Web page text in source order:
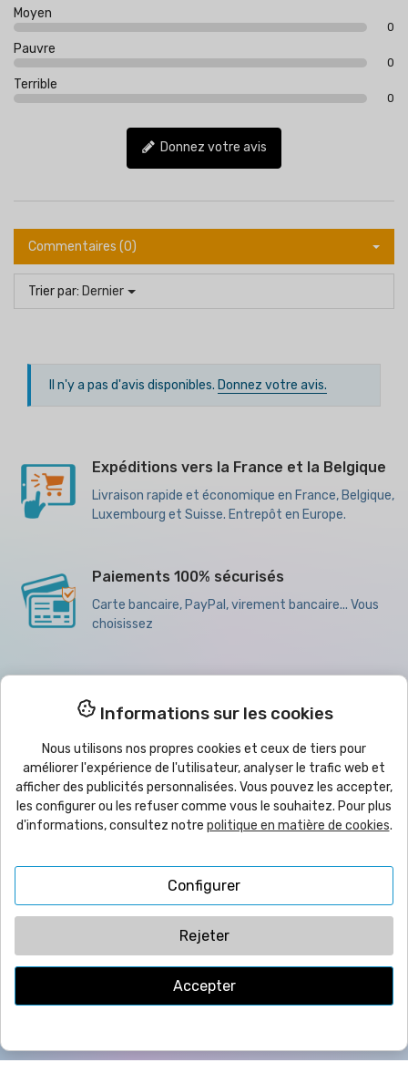
Moyen
0
Pauvre
0
Terrible
0
Donnez votre avis
Commentaires (0)
Trier par: Dernier
Il n'y a pas d'avis disponibles. Donnez votre avis.
Expéditions vers la France et la Belgique
Livraison rapide et économique en France, Belgique,
Luxembourg et Suisse. Entrepôt en Europe.
Paiements 100% sécurisés
Carte bancaire, PayPal, virement bancaire... Vous
choisissez
Remises pour les achats en grande quantité,
Produits 
Aide 
| CMC VYRECO SL - C/Juan Bautista Llorens,
109B - 12540 Vila-Real (Castellón) ESPAGNE | TVA: ESB12458089
Informations sur les cookies
Nous utilisons nos propres cookies et ceux de tiers pour
améliorer l'expérience de l'utilisateur, analyser le trafic web et
afficher des publicités personnalisées. Vous pouvez les accepter,
les configurer ou les refuser comme vous le souhaitez. Pour plus
d'informations, consultez notre politique en matière de cookies.
Configurer
Rejeter
Accepter